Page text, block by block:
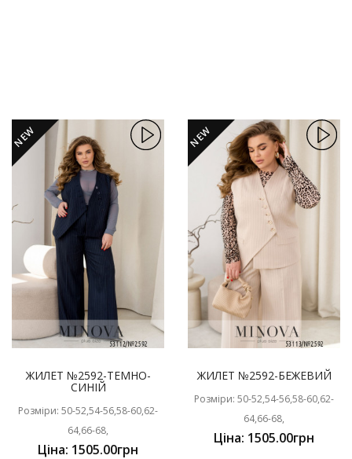
NEW
ЖИЛЕТ №2592-ТЕМНО-
СИНІЙ
Розміри: 50-52,54-56,58-60,62-
64,66-68,
Ціна: 1505.00грн
NEW
ЖИЛЕТ №2592-БЕЖЕВИЙ
Розміри: 50-52,54-56,58-60,62-
64,66-68,
Ціна: 1505.00грн